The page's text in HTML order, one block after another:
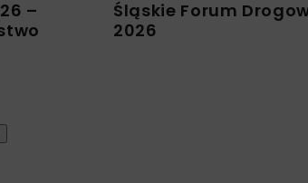
–
Śląskie Forum
2026